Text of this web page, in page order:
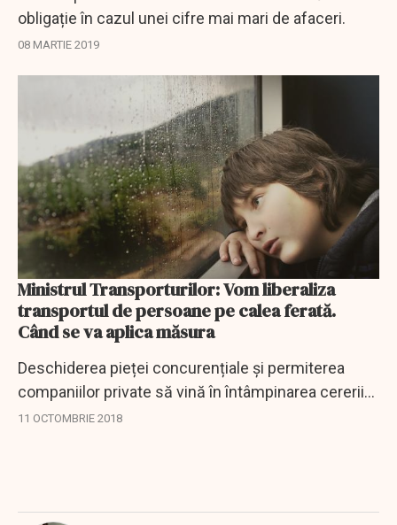
obligație în cazul unei cifre mai mari de afaceri.
08 MARTIE 2019
Ministrul Transporturilor: Vom liberaliza
transportul de persoane pe calea ferată.
Când se va aplica măsura
Deschiderea pieței concurențiale și permiterea
companiilor private să vină în întâmpinarea cererii
pentru transportul de persoane pe calea ferată este
11 OCTOMBRIE 2018